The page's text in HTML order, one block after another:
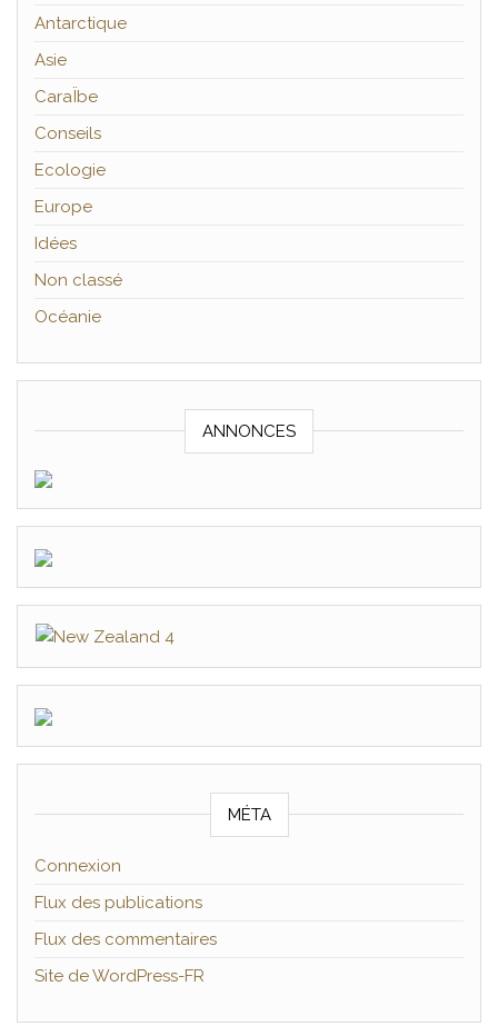
Antarctique
Asie
CaraÏbe
Conseils
Ecologie
Europe
Idées
Non classé
Océanie
ANNONCES
MÉTA
Connexion
Flux des publications
Flux des commentaires
Site de WordPress-FR